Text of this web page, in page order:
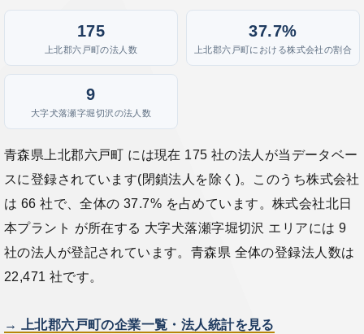
175
上北郡六戸町の法人数
37.7%
上北郡六戸町における株式会社の割合
9
大字犬落瀬字堀切沢の法人数
青森県上北郡六戸町 には現在 175 社の法人が当データベー
スに登録されています(閉鎖法人を除く)。このうち株式会社
は 66 社で、全体の 37.7% を占めています。株式会社北日
本プラント が所在する 大字犬落瀬字堀切沢 エリアには 9
社の法人が登記されています。青森県 全体の登録法人数は
22,471 社です。
→ 上北郡六戸町の企業一覧・法人統計を見る